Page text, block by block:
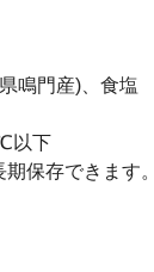
鳴門産)、食塩
以下
保存できます。